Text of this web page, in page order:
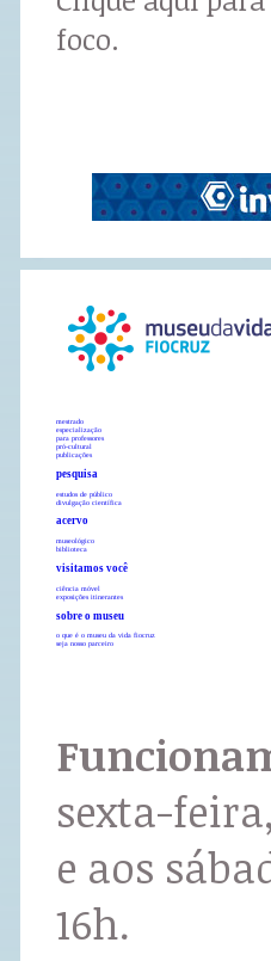
foco.
mestrado
especialização
para professores
pró-cultural
publicações
pesquisa
estudos de público
divulgação científica
acervo
museológico
biblioteca
visitamos você
ciência móvel
exposições itinerantes
sobre o museu
o que é o museu da vida fiocruz
seja nosso parceiro
sexta-
e aos
16h.